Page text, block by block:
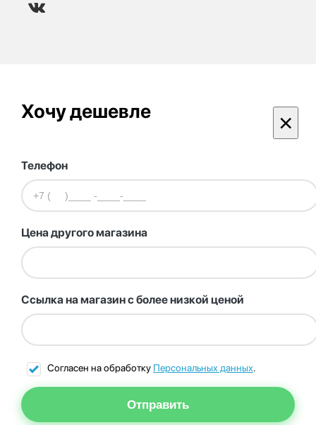
Хочу дешевле ×
Телефон
Цена другого магазина
Ссылка на магазин с более низкой ценой
Согласен на обработку Персональных данных.
Отправить